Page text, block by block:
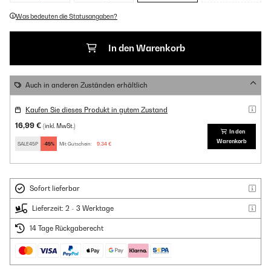
Was bedeuten die Statusangaben?
In den Warenkorb
Auch in anderen Zuständen erhältlich
Kaufen Sie dieses Produkt in gutem Zustand
16,99 € (inkl. MwSt.)
SALE45P -45% Mit Gutschein: 9,34 €
In den
Warenkorb
Sofort lieferbar
Lieferzeit: 2 - 3 Werktage
14 Tage Rückgaberecht